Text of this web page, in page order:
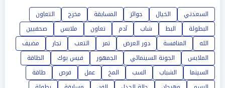
السعدني الخيال جوائز المسابقة مخرج
التعاون
البطولة
البط شاب آدم تعاون ملابس
صحفيين
الله
المنافسة دور العرض تمر التعب تجار
مضيف
الملابس
الجونة السينمائي الجمهور فيس بوك
الطاقة
السينما
الشباب السب المخ عمل فرص
طاقة